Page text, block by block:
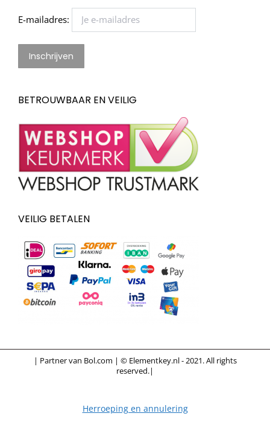
E-mailadres:
BETROUWBAAR EN VEILIG
VEILIG BETALEN
| Partner van Bol.com | © Elementkey.nl - 2021. All rights
reserved.|
Herroeping en annulering